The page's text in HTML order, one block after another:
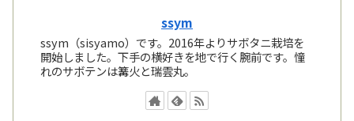
ssym
ssym（sisyamo）です。2016年よりサボタニ栽培を
開始しました。下手の横好きを地で行く腕前です。憧
れのサボテンは篝火と瑞雲丸。